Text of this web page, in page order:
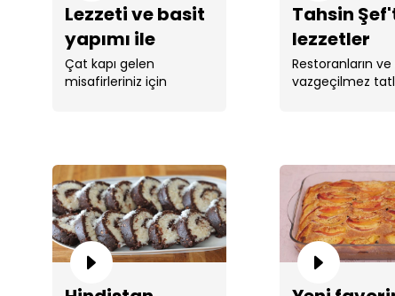
Lezzeti ve basit
yapımı ile
tencerede sufle
tarifi!
Çat kapı gelen
misafirleriniz için
Tahsin
lezzetler
kraliçesi
magnolia
Restoranların
vazgeçilmez